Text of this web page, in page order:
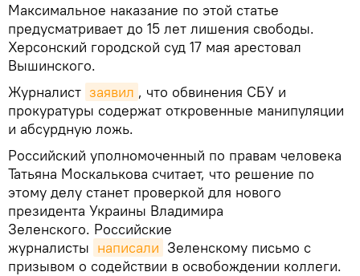
Максимальное наказание по этой статье
предусматривает до 15 лет лишения свободы.
Херсонский городской суд 17 мая арестовал
Вышинского.
Журналист заявил , что обвинения СБУ и
прокуратуры содержат откровенные манипуляции
и абсурдную ложь.
Российский уполномоченный по правам человека
Татьяна Москалькова считает, что решение по
этому делу станет проверкой для нового
президента Украины Владимира
Зеленского. Российские
журналисты написали Зеленскому письмо с
призывом о содействии в освобождении коллеги.